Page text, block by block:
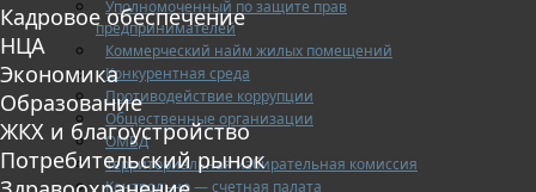
Уполномоченный по защите прав
предпринимателей
Коммерческий найм жилых помещений
Конкурентная среда
Противодействие коррупции
Общественные организации
ОМВД
Территориальная избирательная комиссия
Контрольно — счетная палата
Кадровое обеспечение
НЦА
Экономика
Образование
ЖКХ и благоустройство
Потребительский рынок